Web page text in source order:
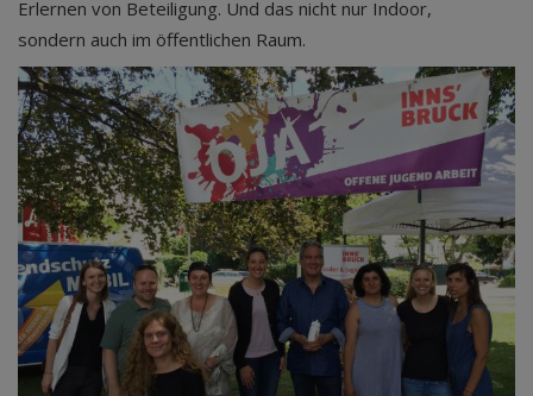
Erlernen von Beteiligung. Und das nicht nur Indoor,
sondern auch im öffentlichen Raum.